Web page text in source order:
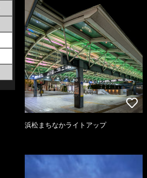
浜松まちなかライトアップ